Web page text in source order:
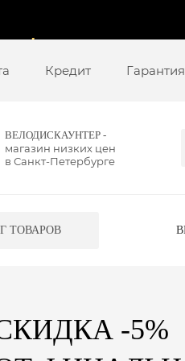
цены
price
Кредит
ВЕЛОДИСКАУНТЕР -
магазин низких цен
в Санкт-Петербурге
ТОВАРОВ
-5%